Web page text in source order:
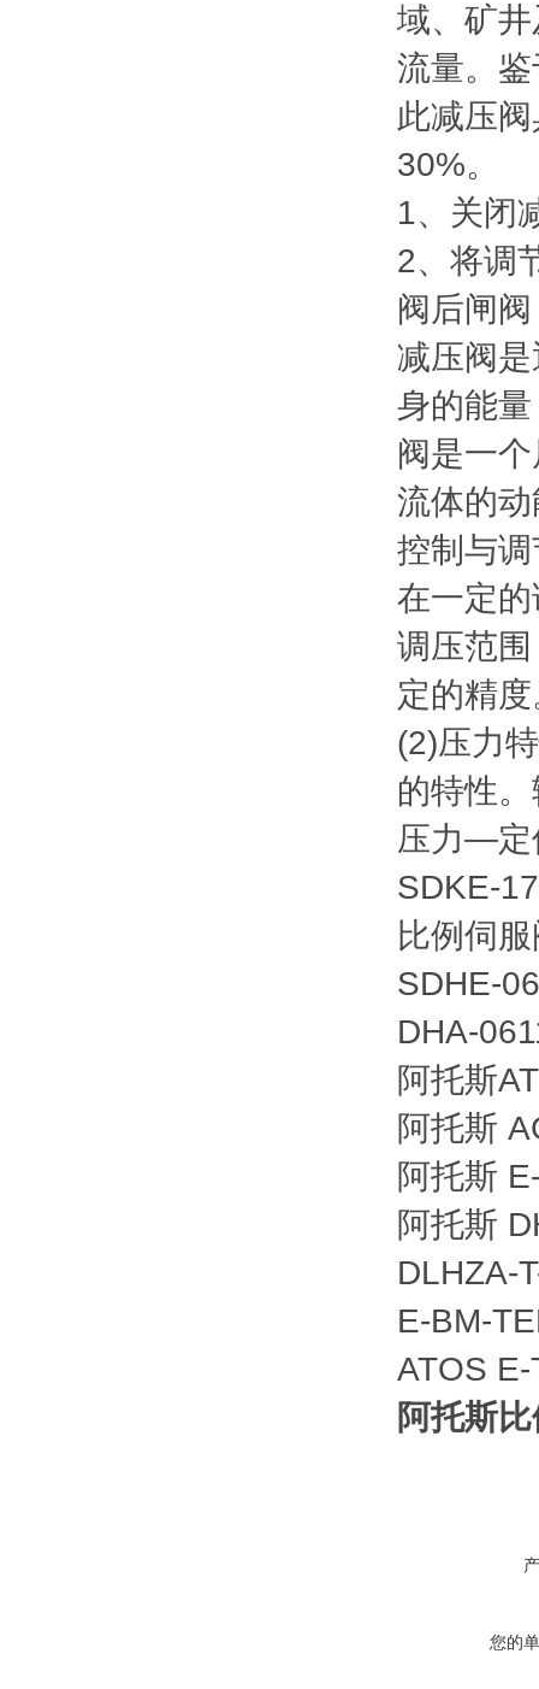
域、矿
流量。
此减压
30%。
1、关闭
2、将调
阀后闸
减压阀
身的能
阀是一
流体的
控制与
在一定
调压范
定的精
(2)压力
的特性
压力—定
SDKE-
比例伺
SDHE-
DHA-
阿托斯
阿托斯
阿托斯
阿托斯
DLHZA-
E-BM-
ATOS
阿托斯
您的